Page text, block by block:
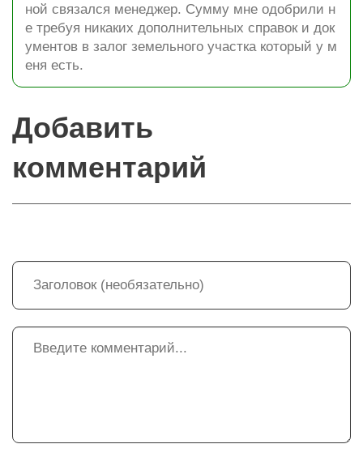
ной связался менеджер. Сумму мне одобрили н
е требуя никаких дополнительных справок и док
ументов в залог земельного участка который у м
еня есть.
Добавить
комментарий